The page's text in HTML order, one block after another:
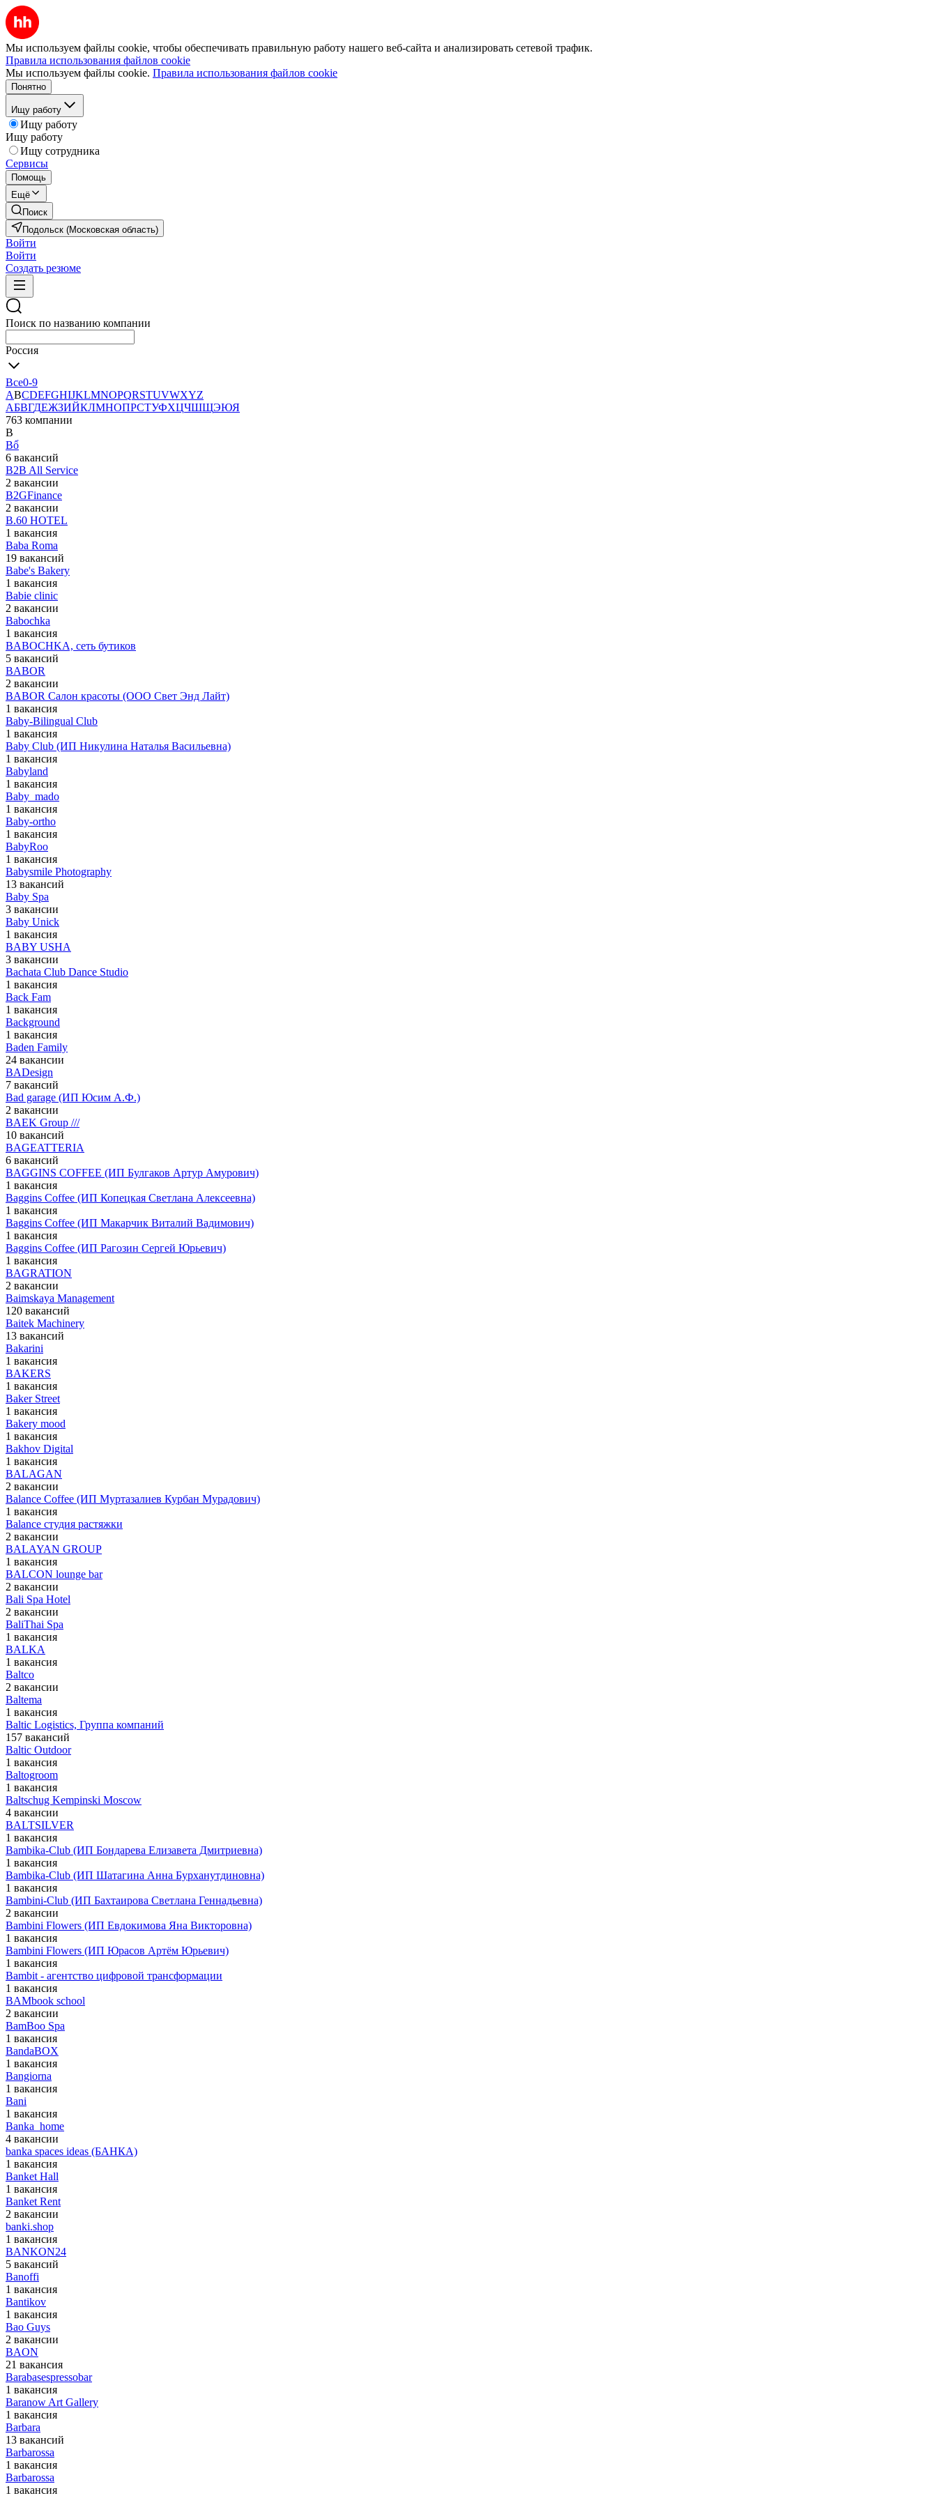
Мы используем файлы cookie, чтобы обеспечивать правильную работу нашего веб-сайта и анализировать сетевой трафик.
Правила использования файлов cookie
Мы используем файлы cookie. Правила использования файлов cookie
Понятно
Ищу работу
Ищу работу
Ищу работу
Ищу сотрудника
Сервисы
Помощь
Ещё
Поиск
Подольск (Московская область)
Войти
Войти
Создать резюме
Поиск по названию компании
Россия
Все0-9
ABCDEFGHIJKLMNOPQRSTUVWXYZ
АБВГДЕЖЗИЙКЛМНОПРСТУФХЦЧШЩЭЮЯ
763 компании
B
Bổ
6 вакансий
B2B All Service
2 вакансии
B2GFinance
2 вакансии
B.60 HOTEL
1 вакансия
Baba Roma
19 вакансий
Babe's Bakery
1 вакансия
Babie clinic
2 вакансии
Babochka
1 вакансия
BABOCHKA, сеть бутиков
5 вакансий
BABOR
2 вакансии
BABOR Салон красоты (ООО Свет Энд Лайт)
1 вакансия
Baby-Bilingual Club
1 вакансия
Baby Club (ИП Никулина Наталья Васильевна)
1 вакансия
Babyland
1 вакансия
Baby_mado
1 вакансия
Baby-ortho
1 вакансия
BabyRoo
1 вакансия
Babysmile Photography
13 вакансий
Baby Spa
3 вакансии
Baby Unick
1 вакансия
BABY USHA
3 вакансии
Bachata Club Dance Studio
1 вакансия
Back Fam
1 вакансия
Background
1 вакансия
Baden Family
24 вакансии
BADesign
7 вакансий
Bad garage (ИП Юсим А.Ф.)
2 вакансии
BAEK Group ///
10 вакансий
BAGEATTERIA
6 вакансий
BAGGINS COFFEE (ИП Булгаков Артур Амурович)
1 вакансия
Baggins Coffee (ИП Копецкая Светлана Алексеевна)
1 вакансия
Baggins Coffee (ИП Макарчик Виталий Вадимович)
1 вакансия
Baggins Coffee (ИП Рагозин Сергей Юрьевич)
1 вакансия
BAGRATION
2 вакансии
Baimskaya Management
120 вакансий
Baitek Machinery
13 вакансий
Bakarini
1 вакансия
BAKERS
1 вакансия
Baker Street
1 вакансия
Bakery mood
1 вакансия
Bakhov Digital
1 вакансия
BALAGAN
2 вакансии
Balance Coffee (ИП Муртазалиев Курбан Мурадович)
1 вакансия
Balance студия растяжки
2 вакансии
BALAYAN GROUP
1 вакансия
BALCON lounge bar
2 вакансии
Bali Spa Hotel
2 вакансии
BaliThai Spa
1 вакансия
BALKA
1 вакансия
Baltco
2 вакансии
Baltema
1 вакансия
Baltic Logistics, Группа компаний
157 вакансий
Baltic Outdoor
1 вакансия
Baltogroom
1 вакансия
Baltschug Kempinski Moscow
4 вакансии
BALTSILVER
1 вакансия
Bambika-Club (ИП Бондарева Елизавета Дмитриевна)
1 вакансия
Bambika-Club (ИП Шатагина Анна Бурханутдиновна)
1 вакансия
Bambini-Club (ИП Бахтаирова Светлана Геннадьевна)
2 вакансии
Bambini Flowers (ИП Евдокимова Яна Викторовна)
1 вакансия
Bambini Flowers (ИП Юрасов Артём Юрьевич)
1 вакансия
Bambit - агентство цифровой трансформации
1 вакансия
BAMbook school
2 вакансии
BamBoo Spa
1 вакансия
BandaBOX
1 вакансия
Bangiorna
1 вакансия
Bani
1 вакансия
Banka_home
4 вакансии
banka spaces ideas (БАНКА)
1 вакансия
Banket Hall
1 вакансия
Banket Rent
2 вакансии
banki.shop
1 вакансия
BANKON24
5 вакансий
Banoffi
1 вакансия
Bantikov
1 вакансия
Bao Guys
2 вакансии
BAON
21 вакансия
Barabasespressobar
1 вакансия
Baranow Art Gallery
1 вакансия
Barbara
13 вакансий
Barbarossa
1 вакансия
Barbarossa
1 вакансия